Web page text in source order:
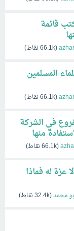
قائمة
azhar
(
66.1kنقاط)
المسلمين
azhar
(
66.1kنقاط)
في الشركة
منها
(
66.1kنقاط)
له فماذا
محمد(
32.4kنقاط)